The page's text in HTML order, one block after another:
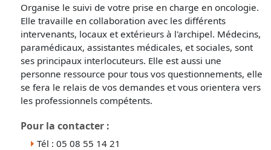
Organise le suivi de votre prise en charge en oncologie.
Elle travaille en collaboration avec les différents
intervenants, locaux et extérieurs à l'archipel. Médecins,
paramédicaux, assistantes médicales, et sociales, sont
ses principaux interlocuteurs. Elle est aussi une
personne ressource pour tous vos questionnements, elle
se fera le relais de vos demandes et vous orientera vers
les professionnels compétents.
Pour la contacter :
Tél : 05 08 55 14 21